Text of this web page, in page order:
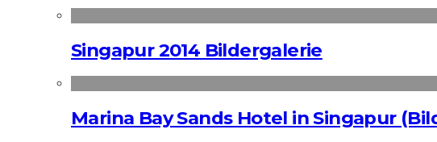
Singapur 2014 Bildergalerie
Marina Bay Sands Hotel in Singapur